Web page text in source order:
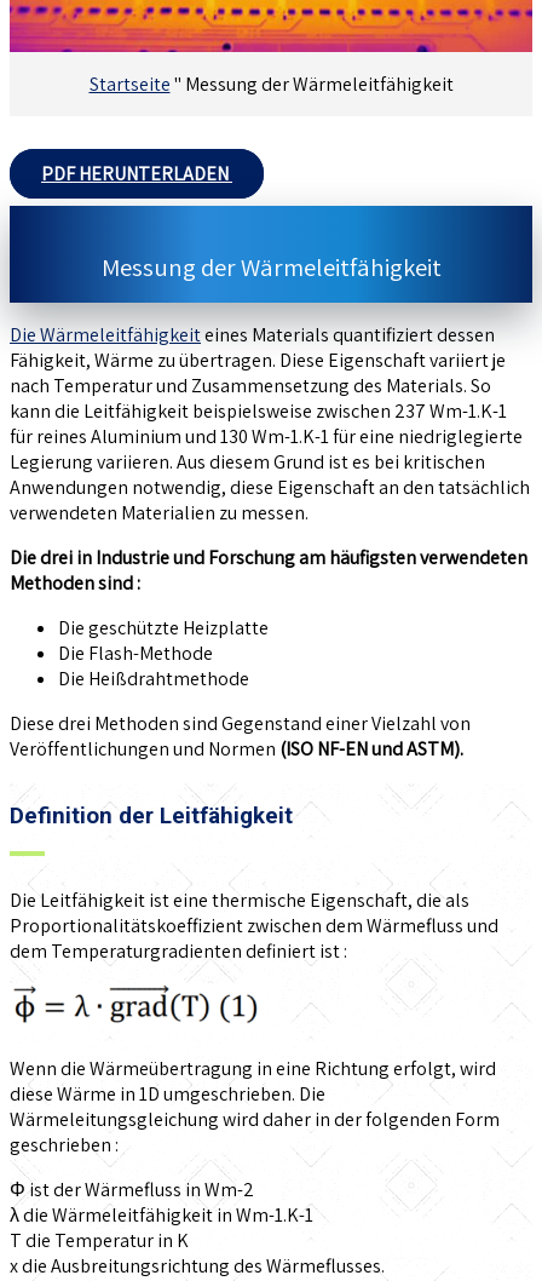
Startseite" Messung der Wärmeleitfähigkeit
PDF HERUNTERLADEN
Messung der Wärmeleitfähigkeit
Die Wärmeleitfähigkeiteines Materials quantifiziert dessen
Fähigkeit, Wärme zu übertragen. Diese Eigenschaft variiert je
nach Temperatur und Zusammensetzung des Materials. So
kann die Leitfähigkeit beispielsweise zwischen 237 Wm-1.K-1
für reines Aluminium und 130 Wm-1.K-1 für eine niedriglegierte
Legierung variieren. Aus diesem Grund ist es bei kritischen
Anwendungen notwendig, diese Eigenschaft an den tatsächlich
verwendeten Materialien zu messen.
Die drei in Industrie und Forschung am häufigsten verwendeten
Methoden sind :
Die geschützte Heizplatte
Die Flash-Methode
Die Heißdrahtmethode
Diese drei Methoden sind Gegenstand einer Vielzahl von
Veröffentlichungen und Normen (ISO NF-EN und ASTM).
Definition der Leitfähigkeit
Die Leitfähigkeit ist eine thermische Eigenschaft, die als
Proportionalitätskoeffizient zwischen dem Wärmefluss und
dem Temperaturgradienten definiert ist :
Wenn die Wärmeübertragung in eine Richtung erfolgt, wird
diese Wärme in 1D umgeschrieben. Die
Wärmeleitungsgleichung wird daher in der folgenden Form
geschrieben :
Φ ist der Wärmefluss in Wm-2
λ die Wärmeleitfähigkeit in Wm-1.K-1
T die Temperatur in K
x die Ausbreitungsrichtung des Wärmeflusses.